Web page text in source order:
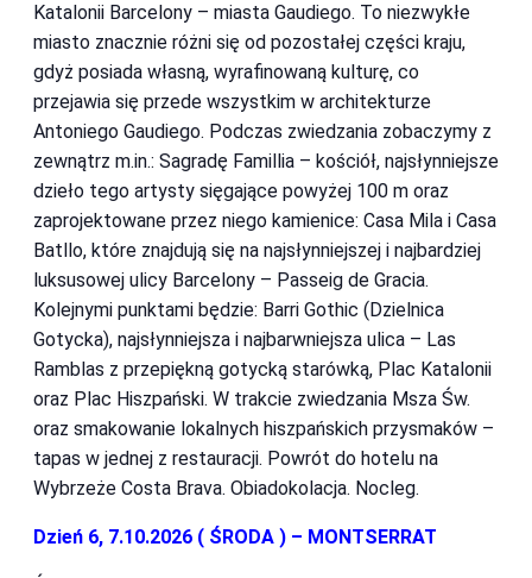
Katalonii Barcelony – miasta Gaudiego. To niezwykłe
miasto znacznie różni się od pozostałej części kraju,
gdyż posiada własną, wyrafinowaną kulturę, co
przejawia się przede wszystkim w architekturze
Antoniego Gaudiego. Podczas zwiedzania zobaczymy z
zewnątrz m.in.: Sagradę Famillia – kościół, najsłynniejsze
dzieło tego artysty sięgające powyżej 100 m oraz
zaprojektowane przez niego kamienice: Casa Mila i Casa
Batllo, które znajdują się na najsłynniejszej i najbardziej
luksusowej ulicy Barcelony – Passeig de Gracia.
Kolejnymi punktami będzie: Barri Gothic (Dzielnica
Gotycka), najsłynniejsza i najbarwniejsza ulica – Las
Ramblas z przepiękną gotycką starówką, Plac Katalonii
oraz Plac Hiszpański. W trakcie zwiedzania Msza Św.
oraz smakowanie lokalnych hiszpańskich przysmaków –
tapas w jednej z restauracji. Powrót do hotelu na
Wybrzeże Costa Brava. Obiadokolacja. Nocleg.
Dzień 6, 7.10.2026 ( ŚRODA ) – MONTSERRAT